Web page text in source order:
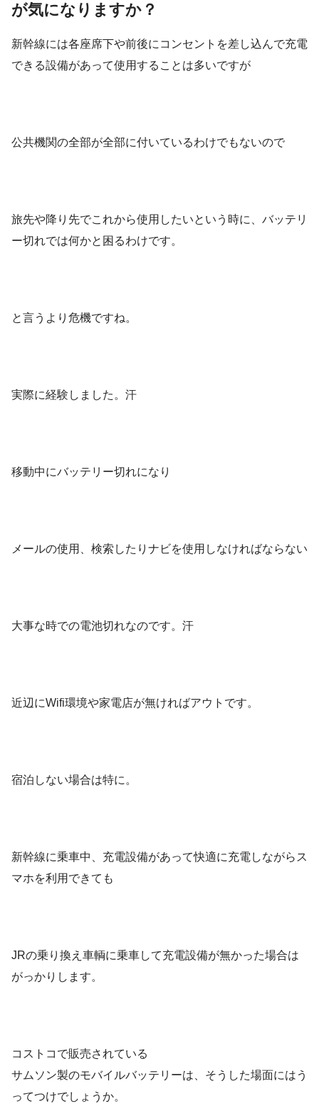
が気になりますか？
新幹線には各座席下や前後にコンセントを差し込んで充電
できる設備があって使用することは多いですが
公共機関の全部が全部に付いているわけでもないので
旅先や降り先でこれから使用したいという時に、バッテリ
ー切れでは何かと困るわけです。
と言うより危機ですね。
実際に経験しました。汗
移動中にバッテリー切れになり
メールの使用、検索したりナビを使用しなければならない
大事な時での電池切れなのです。汗
近辺にWifi環境や家電店が無ければアウトです。
宿泊しない場合は特に。
新幹線に乗車中、充電設備があって快適に充電しながらス
マホを利用できても
JRの乗り換え車輌に乗車して充電設備が無かった場合は
がっかりします。
コストコで販売されている
サムソン製のモバイルバッテリーは、そうした場面にはう
ってつけでしょうか。